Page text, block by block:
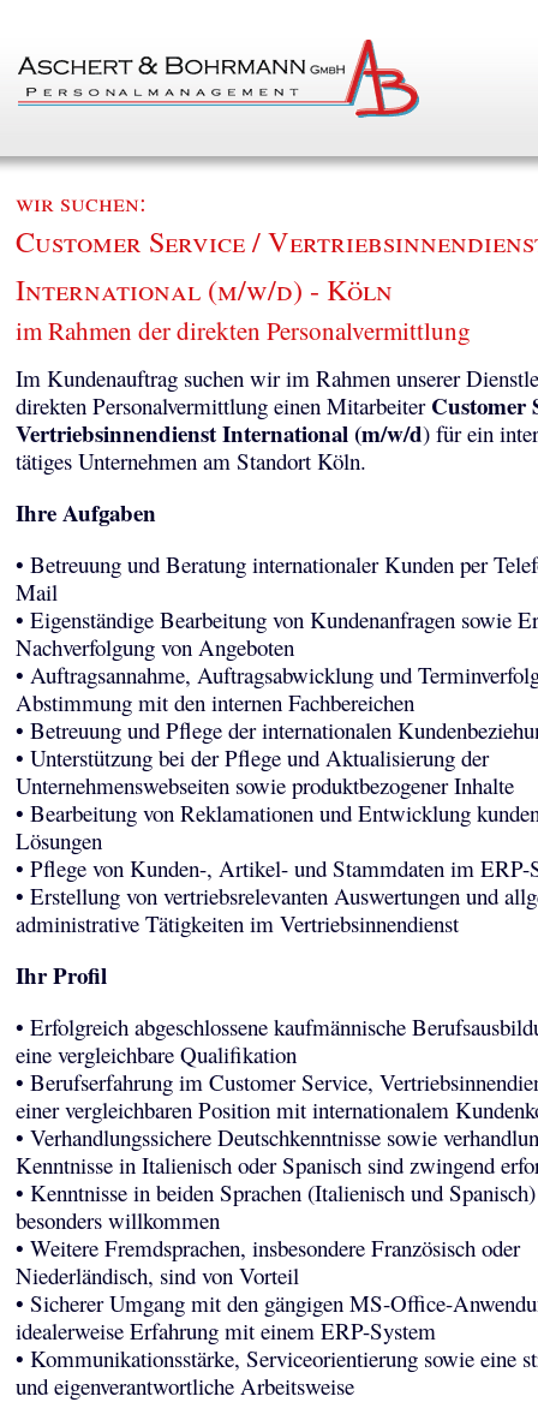
wir suchen:
Customer Service /
International (m/w/d) - Köln
im Rahmen der direkten Personalvermittlung
Im Kundenauftrag suchen wir im Rahmen unserer
direkten Personalvermittlung einen Mitarbeiter Customer
Vertriebsinnendienst International (m/w/d) für ein
tätiges Unternehmen am Standort Köln.
Ihre Aufgaben
• Betreuung und Beratung internationaler Kunden per
Mail
• Eigenständige Bearbeitung von Kundenanfragen sowie
Nachverfolgung von Angeboten
• Auftragsannahme, Auftragsabwicklung und
Abstimmung mit den internen Fachbereichen
• Betreuung und Pflege der internationalen
• Unterstützung bei der Pflege und Aktualisierung der
Unternehmenswebseiten sowie produktbezogener Inhalte
• Bearbeitung von Reklamationen und Entwicklung
Lösungen
• Pflege von Kunden-, Artikel- und Stammdaten im ERP-
• Erstellung von vertriebsrelevanten Auswertungen und
administrative Tätigkeiten im Vertriebsinnendienst
Ihr Profil
• Erfolgreich abgeschlossene kaufmännische
eine vergleichbare Qualifikation
• Berufserfahrung im Customer Service,
einer vergleichbaren Position mit internationalem
• Verhandlungssichere Deutschkenntnisse sowie
Kenntnisse in Italienisch oder Spanisch sind zwingend
• Kenntnisse in beiden Sprachen (Italienisch und
besonders willkommen
• Weitere Fremdsprachen, insbesondere Französisch oder
Niederländisch, sind von Vorteil
• Sicherer Umgang mit den gängigen MS-Office-
idealerweise Erfahrung mit einem ERP-System
• Kommunikationsstärke, Serviceorientierung sowie eine
und eigenverantwortliche Arbeitsweise